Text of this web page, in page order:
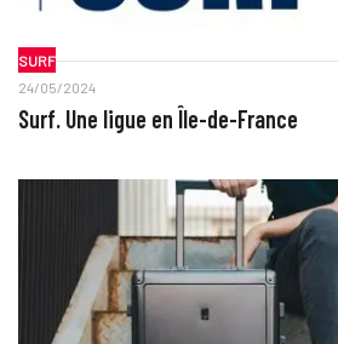
SURF
24/05/2024
Surf. Une ligue en Île-de-France